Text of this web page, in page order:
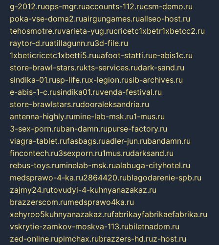
g-2012.ruops-mgr.ruaccounts-112.rucsm-demo.ru
poka-vse-doma2.ruairgungames.ruallseo-host.ru
tehosmotre.ruvarieta-yug.rucricetc1xbetr1xbetcc2.ru
raytor-d.ruatillagunn.ru3d-file.ru
1xbeticricetc1xbetti5.ruuafoot-statti.rue-abis1c.ru
store-brawl-stars.rukts-services.rudark-sand.ru
sindika-01.rusp-life.rux-legion.rusib-archives.ru
e-abis-1-c.rusindika01.ruvenda-festival.ru
store-brawlstars.rudooraleksandria.ru
antenna-highly.rumine-lab-msk.ru1-mus.ru
3-sex-porn.ruban-damn.rupurse-factory.ru
viagra-tablet.rufasbags.ruadler-jun.rubandamn.ru
fincontech.ru3sexporn.ru1mus.rudarksand.ru
rebus-toys.ruminelab-msk.rualabuga-cityhotel.ru
medsprawo-4-ka.ru2864420.rublagodarenie-spb.ru
zajmy24.rutovudyi-4-kuhnyanazakaz.ru
brazzerscom.rumedsprawo4ka.ru
xehyroo5kuhnyanazakaz.rufabrikayfabrikaefabrika.ru
vskrytie-zamkov-moskva-113.rubiletnadom.ru
zed-online.rupimchax.rubrazzers-hd.ruz-host.ru